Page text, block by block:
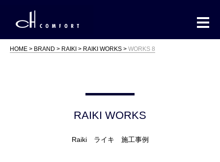
HOME BRAND RAIKI RAIKI WORKS WORKS 8
RAIKI WORKS
Raiki ライキ 施工事例